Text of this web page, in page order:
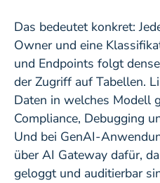
Das bedeutet konkret:
Owner und eine
und Endpoints folgt
der Zugriff auf Tabellen.
Daten in welches Modell
Compliance, Debugging
Und bei GenAI-
über AI Gateway dafür,
geloggt und auditierbar